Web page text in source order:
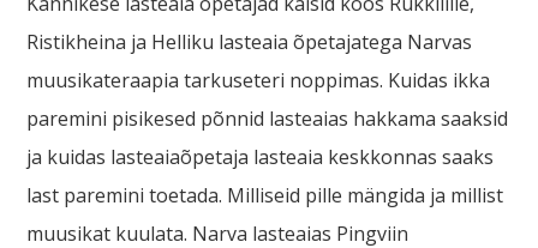
Ristikheina ja Helliku lasteaia õpetajatega Narvas
muusikateraapia tarkuseteri noppimas. Kuidas ikka
paremini pisikesed põnnid lasteaias hakkama saaksid
ja kuidas lasteaiaõpetaja lasteaia keskkonnas saaks
last paremini toetada. Milliseid pille mängida ja millist
muusikat kuulata. Narva lasteaias Pingviin